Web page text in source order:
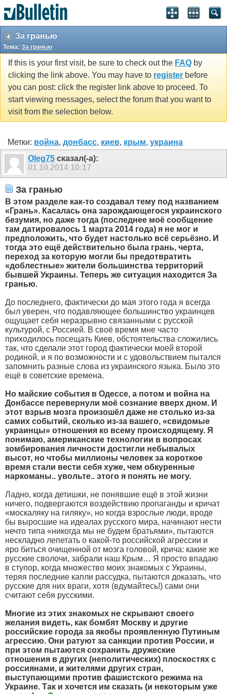
За гранью
Тема: За гранью
If this is your first visit, be sure to check out the FAQ by
clicking the link above. You may have to register before
you can post: click the register link above to proceed. To
start viewing messages, select the forum that you want to
visit from the selection below.
Метки: война, донбасс, киев, крым, украина
Olеg75 сказал(-а):
01.10.2014 10:17
За гранью
В этом разделе как-то создавал тему под названием
«Грань». Касалась она зарождающегося украинского
безумия, но даже тогда (последнее моё сообщение
там датировалось 1 марта 2014 года) я не мог и
предположить, что будет настолько всё серьёзно. И
тогда это ещё действительно была грань, черта,
переход за которую могли бы предотвратить
«доблестные» жители большинства территорий
бывшей Украины. Теперь же ситуация находится За
гранью.
До последнего, фактически до мая этого года я всегда
был уверен, что подавляющее большинство украинцев
ощущает себя неразрывно связанными с русской
культурой, с Россией. В своё время мне часто
приходилось посещать Киев, обстоятельства сложились
так, что сделали этот город фактически моей второй
родиной, и я по возможности и с удовольствием пытался
запомнить разные слова из украинского языка. Было это
ещё в советские времена.
Но майские события в Одессе, а потом и война на
Донбассе перевернули моё сознание вверх дном. И
этот взрыв мозга произошёл даже не столько из-за
самих событий, сколько из-за вашего, «свидомые
украинцы» отношения ко всему происходящему. Я
понимаю, американские технологии в вопросах
зомбирования личности достигли небывалых
высот, но чтобы миллионы человек за короткое
время стали вести себя хуже, чем обкуренные
наркоманы.. увольте.. этого я понять не могу.
Ладно, когда детишки, не понявшие ещё в этой жизни
ничего, подвергаются воздействию пропаганды и кричат
«москаляку на гиляку», но когда взрослые люди, вроде
бы выросшие на идеалах русского мира, начинают нести
нечто типа «никогда мы не будем братьями», пытаются
нескладно лепетать о какой-то российской агрессии и
яро биться очищенной от мозга головой, крича: какие же
русские сволочи, забрали наш Крым… Я просто впадаю
в ступор, когда множество моих знакомых с Украины,
теряя последние капли рассудка, пытаются доказать, что
русские для них враги, хотя (вдумайтесь!) сами они
считают себя русскими.
Многие из этих знакомых не скрывают своего
желания видеть, как бомбят Москву и другие
российские города за якобы проявленную Путиным
агрессию. Они ратуют за санкции против России, и
при этом пытаются сохранить дружеские
отношения в других (неполитических) плоскостях с
россиянами, и жителями других стран,
выступающими против фашистского режима на
Украине. Так и хочется им сказать (и некоторым уже